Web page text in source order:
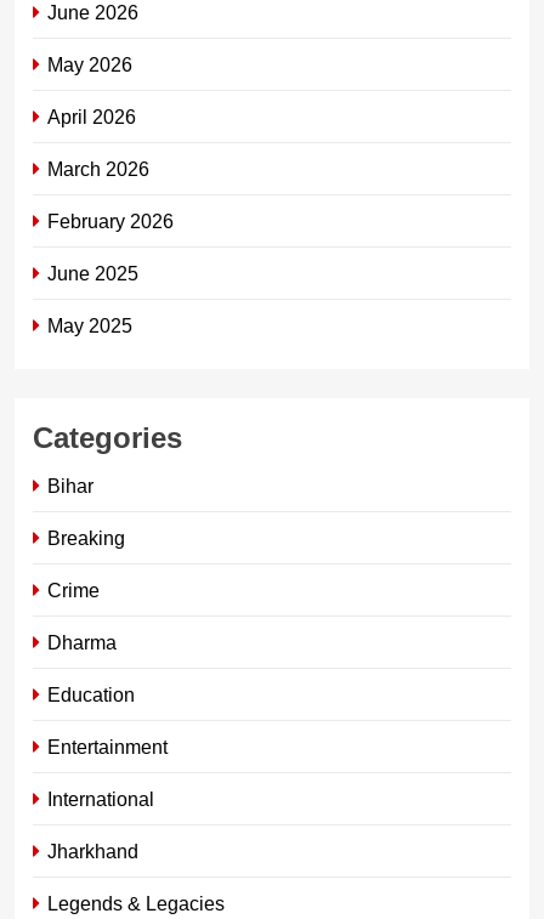
June 2026
May 2026
April 2026
March 2026
February 2026
June 2025
May 2025
Categories
Bihar
Breaking
Crime
Dharma
Education
Entertainment
International
Jharkhand
Legends & Legacies